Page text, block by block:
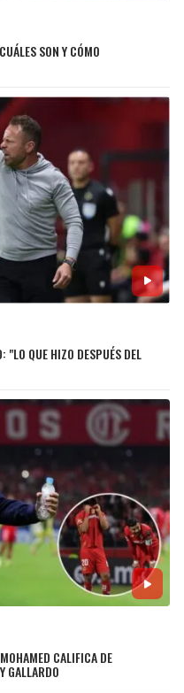
SON Y CÓMO
QUE HIZO DESPUÉS DEL
CALIFICA DE
GALLARDO